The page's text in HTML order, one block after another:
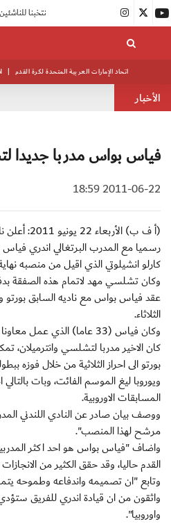
| اتحاد الإمارات العربية المتحدة لكرة القدم
الأخبار
فياس بواس مدربا جديدا
2011-06-22 18:59
(أ ف ب)
رسميا مع المدرب البرتغالي اندري فياس
كارلو انشيلوتي الذي اقيل من منصبه
وكان تشلسي مهد لاتمام هذه الصفقة
الثلاثاء.
وكان فياس (33 عاما) الذي
كان الاخير مدربا لتشلسي
بورتو الى احراز الثلاثية من خلال فوزه
ويوروبا ليغ الموسم الفائت، وبات
المسابقات الاوروبية.
ووصف بيان صادر عن النادي اللندني
مرشح لهذا المنصب".
واضاف "فياس بواس هو احد اكثر
القدم حاليا، وقد حقق الكثير من
وتابع "ان تصميمه واندفاعه
واثقون من ان قيادة اندري للفريق
واوروبيا".